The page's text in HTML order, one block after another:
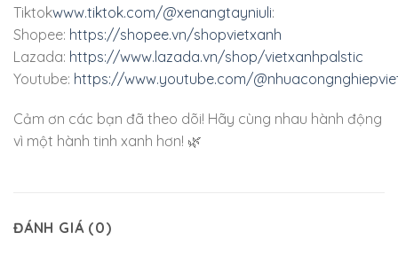
Tiktokwww.tiktok.com/@xenangtayniuli:
Shopee: https://shopee.vn/shopvietxanh
Lazada: https://www.lazada.vn/shop/vietxanhpalstic
Youtube: https://www.youtube.com/
Cảm ơn các bạn đã theo dõi! Hãy cùng nhau hành động
vì một hành tinh xanh hơn! 🌿
ĐÁNH GIÁ (0)